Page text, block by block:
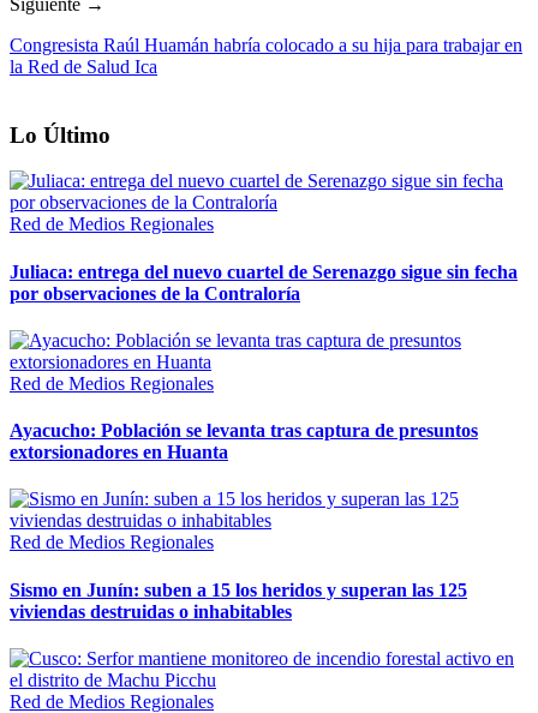
Congresista Raúl Huamán habría colocado a su hija para trabajar en
la Red de Salud Ica
Lo Último
Red de Medios Regionales
Juliaca: entrega del nuevo cuartel de Serenazgo sigue sin fecha
por observaciones de la Contraloría
Red de Medios Regionales
Ayacucho: Población se levanta tras captura de presuntos
extorsionadores en Huanta
Red de Medios Regionales
Sismo en Junín: suben a 15 los heridos y superan las 125
viviendas destruidas o inhabitables
Red de Medios Regionales